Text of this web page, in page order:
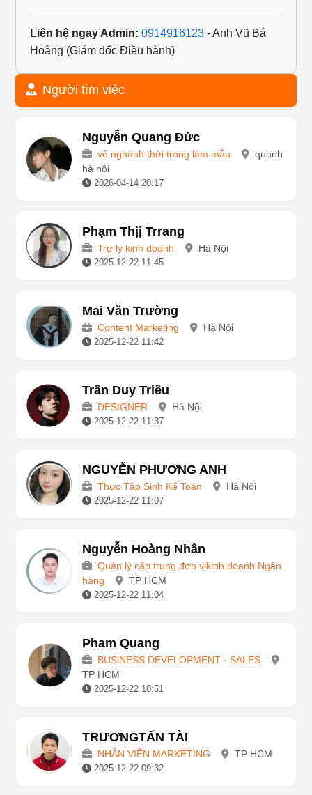
Liên hệ ngay Admin: 0914916123 - Anh Vũ Bá
Hoằng (Giám đốc Điều hành)
Người tìm việc
Nguyễn Quang Đức
về nghành thời trang làm mẫu
quanh
hà nội
2026-04-14 20:17
Phạm Thịị Trrang
Trợ lý kinh doanh Hà Nội
2025-12-22 11:45
Mai Văn Trường
Content Marketing Hà Nội
2025-12-22 11:42
Trần Duy Triều
DESIGNER Hà Nội
2025-12-22 11:37
NGUYỄN PHƯƠNG ANH
Thực Tập Sinh Kế Toán Hà Nội
2025-12-22 11:07
Nguyễn Hoàng Nhân
Quản lý cấp trung đơn vịkinh doanh Ngân
hàng
TP HCM
2025-12-22 11:04
Pham Quang
BUSiNESS DEVELOPMENT · SALES
TP HCM
2025-12-22 10:51
TRƯƠNGTẤN TÀI
NHÂN VIÊN MARKETING TP HCM
2025-12-22 09:32